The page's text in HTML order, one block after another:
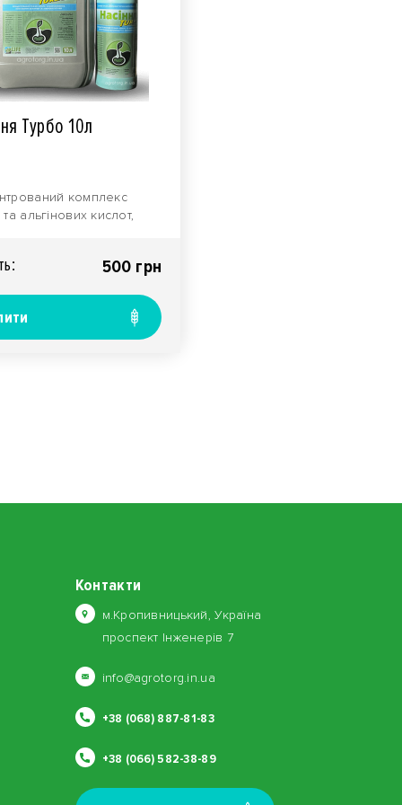
Турбо 10л
комплекс
альгінових кислот,
500 грн
Контакти
м.Кропивницький, Україна
проспект Інженерів 7
info@agrotorg.in.ua
+38 (068) 887-81-83
+38 (066) 582-38-89